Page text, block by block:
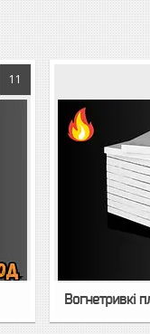
11
Вогнетривкі